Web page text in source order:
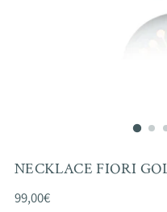
NECKLACE FIORI
Regular
99,00€